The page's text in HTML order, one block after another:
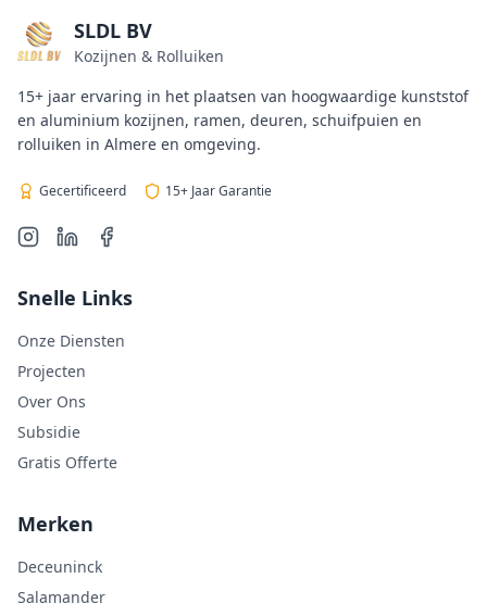
SLDL BV
Kozijnen & Rolluiken
15+ jaar ervaring in het plaatsen van hoogwaardige kunststof
en aluminium kozijnen, ramen, deuren, schuifpuien en
rolluiken in Almere en omgeving.
Gecertificeerd 15+ Jaar Garantie
Snelle Links
Onze Diensten
Projecten
Over Ons
Subsidie
Gratis Offerte
Merken
Deceuninck
Salamander